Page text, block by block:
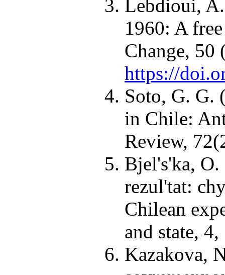
Lebdioui,
1960: A
Change,
https://
Soto, G. G.
in Chile:
Review,
Bjel's'ka,
rezul'tat:
Chilean
and state,
Kazakova,